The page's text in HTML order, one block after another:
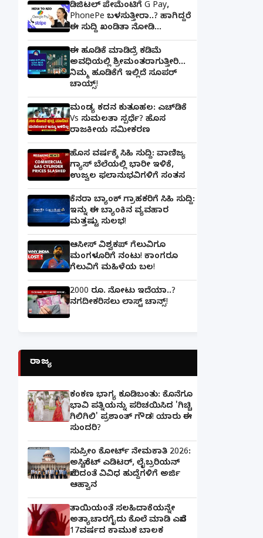
ಡಿಜಿಟಲ್ ಪೇಮೆಂಟಿಗೆ G Pay,
PhonePe ಬಳಸುತ್ತೀರಾ..? ಹಾಗಿದ್ದರೆ
ಈ ಸುದ್ದಿ ಖಂಡಿತಾ ನೋಡಿ...
ಈ ಹೂಡಿಕೆ ಮಾಡಿದ್ರೆ ಕಡಿಮೆ
ಅವಧಿಯಲ್ಲಿ ಶ್ರೀಮಂತರಾಗುತ್ತೀರಿ...
ನಿಮ್ಮ ಹೂಡಿಕೆಗೆ ಇಲ್ಲಿದೆ ಸೂಪರ್
ಚಾಯ್ಸ್‌!
ಮಂಡ್ಯ ಕದನ ಕುತೂಹಲ: ಎಚ್‌ಡಿಕೆ
Vs ಸುಮಲತಾ ಸ್ಪರ್ಧೆ? ಹೊಸ
ರಾಜಕೀಯ ಸಮೀಕರಣ
ಹೊಸ ವರ್ಷಕ್ಕೆ ಸಿಹಿ ಸುದ್ದಿ: ವಾಣಿಜ್ಯ
ಗ್ಯಾಸ್‌ ಬೆಲೆಯಲ್ಲಿ ಭಾರೀ ಇಳಿಕೆ,
ಉಜ್ವಲ ಫಲಾನುಭವಿಗಳಿಗೆ ಸಂತಸ
ಕೆನರಾ ಬ್ಯಾಂಕ್‌ ಗ್ರಾಹಕರಿಗೆ ಸಿಹಿ ಸುದ್ದಿ:
ಇನ್ನು ಈ ಬ್ಯಾಂಕಿನ ವ್ಯವಹಾರ
ಮತ್ತಷ್ಟು ಸುಲಭ!
ಆಸೀಸ್ ವಿಶ್ವಕಪ್ ಗೆಲುವಿಗೂ
ಮಂಗಳೂರಿಗೆ ನಂಟು! ಕಾಂಗರೂ
ಗೆಲುವಿಗೆ ಮಹಿಳೆಯ ಬಲ!
2000 ರೂ. ನೋಟು ಇದೆಯಾ..?
ನಗದೀಕರಿಸಲು ಲಾಸ್ಟ್‌ ಚಾನ್ಸ್‌!
ರಾಜ್ಯ
ಕಂಕಣ ಭಾಗ್ಯ ಕೂಡಿಬಂತು: ಕೊನೆಗೂ
ಭಾವಿ ಪತ್ನಿಯನ್ನು ಪರಿಚಯಿಸಿದ 'ಗಿಚ್ಚಿ
ಗಿಲಿಗಿಲಿ' ಪ್ರಶಾಂತ್ ಗೌಡ! ಯಾರು ಈ
ಸುಂದರಿ?
ಸುಪ್ರೀಂ ಕೋರ್ಟ್ ನೇಮಕಾತಿ 2026:
ಅಸಿಸ್ಟೆಂಟ್ ಎಡಿಟರ್, ಲೈಬ್ರರಿಯನ್
ಸೇರಿದಂತೆ ವಿವಿಧ ಹುದ್ದೆಗಳಿಗೆ ಅರ್ಜಿ
ಆಹ್ವಾನ
ತಾಯಿಯಂತೆ ಸಲಹಿದಾಕೆಯನ್ನೇ
ಅತ್ಯಾಚಾರಗೈದು ಕೊಲೆ ಮಾಡಿ ಎಸೆದ
17ವರ್ಷದ ಕಾಮುಕ ಬಾಲಕ